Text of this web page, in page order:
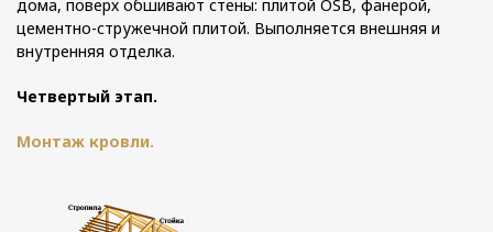
дома, поверх обшивают стены: плитой OSB, фанерой,
цементно-стружечной плитой. Выполняется внешняя и
внутренняя отделка.
Четвертый этап.
Монтаж кровли.